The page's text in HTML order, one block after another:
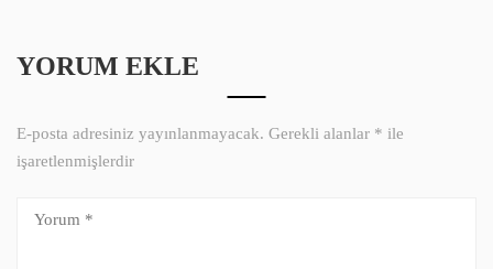
YORUM EKLE
E-posta adresiniz yayınlanmayacak. Gerekli alanlar * ile
işaretlenmişlerdir